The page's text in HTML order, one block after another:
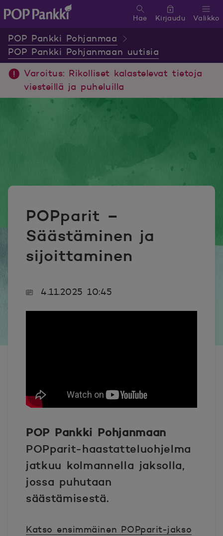
Valikko
Hae Kirjaudu
POP Pankki Pohjanmaa
POP Pankki Pohjanmaan uutisia
Varoitus: Rikolliset kalastelevat tietoja
viesteillä ja puheluilla
POPparit –
Säästäminen ja
sijoittaminen
4.11.2025 10:45
POP Pankki Pohjanmaan
POPparit-haastatteluohjelma
jatkuu kolmannella jaksolla,
jossa puhutaan
säästämisestä.
Katso ensimmäinen POPparit-jakso